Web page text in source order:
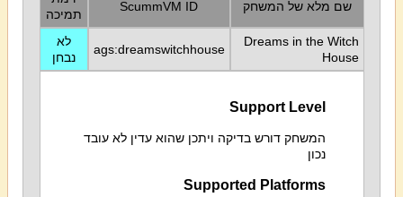
שם מלא של המשחק ScummVM ID
תמיכה
Dreams in the Witch
House
ags:dreamswitchhouse
לא
נבחן
Support Level
המשחק דורש בדיקה ויתכן שהוא עדין לא עובד
נכון
Supported Platforms